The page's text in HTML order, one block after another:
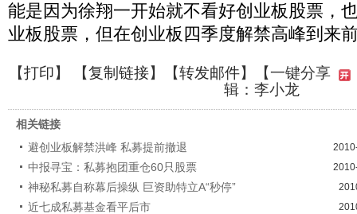
能是因为徐翔一开始就不看好创业板股票，
业板股票，但在创业板四季度解禁高峰到来
【打印】 【复制链接】【转发邮件】
【一键分享
辑：李小龙
相关链接
避创业板解禁洪峰 私募提前撤退
中报寻宝：私募抱团重仓60只股票
神秘私募自称幕后操纵 巨资助特立A“秒停”
近七成私募基金看平后市